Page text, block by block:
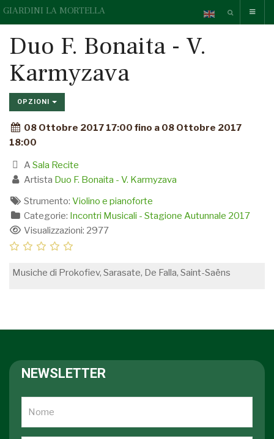
GIARDINI LA MORTELLA
Duo F. Bonaita - V.
Karmyzava
OPZIONI
08 Ottobre 2017 17:00 fino a 08 Ottobre 2017
18:00
A Sala Recite
Artista Duo F. Bonaita - V. Karmyzava
Strumento: Violino e pianoforte
Categorie: Incontri Musicali - Stagione Autunnale 2017
Visualizzazioni: 2977
Musiche di Prokofiev, Sarasate, De Falla, Saint-Saëns
NEWSLETTER